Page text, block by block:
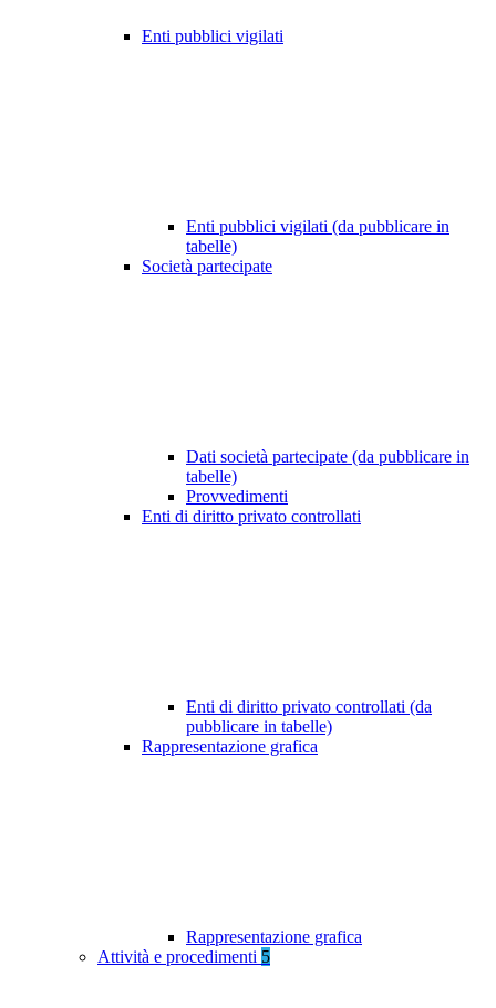
Enti pubblici vigilati
Enti pubblici vigilati (da pubblicare in
tabelle)
Società partecipate
Dati società partecipate (da pubblicare in
tabelle)
Provvedimenti
Enti di diritto privato controllati
Enti di diritto privato controllati (da
pubblicare in tabelle)
Rappresentazione grafica
Rappresentazione grafica
Attività e procedimenti 5